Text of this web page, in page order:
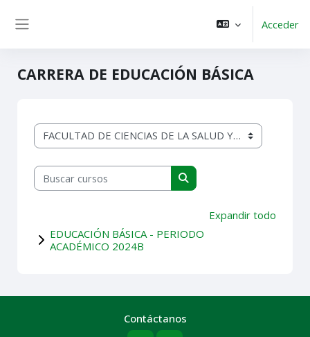
Acceder
CARRERA DE EDUCACIÓN BÁSICA
Categorías
Buscar cursos
Buscar cursos
Expandir todo
EDUCACIÓN BÁSICA - PERIODO
ACADÉMICO 2024B
Contáctanos